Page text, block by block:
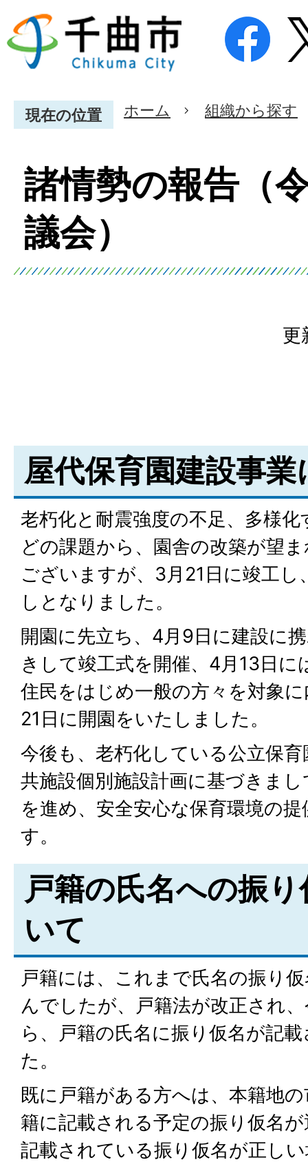
現在の位置 ホーム 組織から探す
諸情勢の報告（
議会）
更
屋代保育園建設事
老朽化と耐震強度の不足、多様
どの課題から、園舎の改築が望
ございますが、3月21日に竣工し
しとなりました。
開園に先立ち、4月9日に建設に
きして竣工式を開催、4月13日に
住民をはじめ一般の方々を対象
21日に開園をいたしました。
今後も、老朽化している公立保
共施設個別施設計画に基づきま
を進め、安全安心な保育環境の
す。
戸籍の氏名への振
いて
戸籍には、これまで氏名の振り
んでしたが、戸籍法が改正され
ら、戸籍の氏名に振り仮名が記
た。
既に戸籍がある方へは、本籍地
籍に記載される予定の振り仮名
記載されている振り仮名が正し